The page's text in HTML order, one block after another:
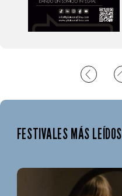
FESTIVALES MÁS LEÍDOS